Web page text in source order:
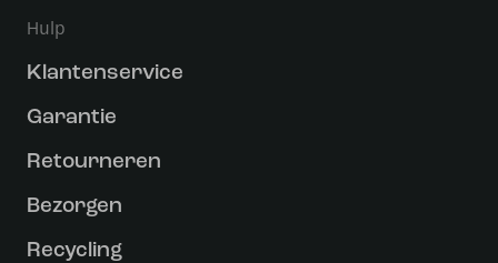
Hulp
Klantenservice
Garantie
Retourneren
Bezorgen
Recycling